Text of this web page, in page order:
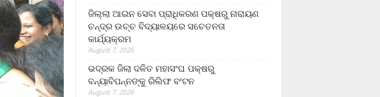
ଜିଲ୍ଲା ଆଇନ ସେବା ପ୍ରାଧିକରଣ ପକ୍ଷରୁ ନାରାୟଣ
ଚନ୍ଦ୍ର ଉଚ୍ଚ ବିଦ୍ୟାଳୟରେ ସଚେତନତା
କାର୍ଯ୍ୟକ୍ରମ
August 7, 2026
ଭଦ୍ରକ ଜିଲା ଦଳିତ ମହାସଂଘ ପକ୍ଷରୁ
ବନ୍ୟାବିପନ୍ନଙ୍କୁ ରିଲିଫ ବଂଟନ
August 7, 2026